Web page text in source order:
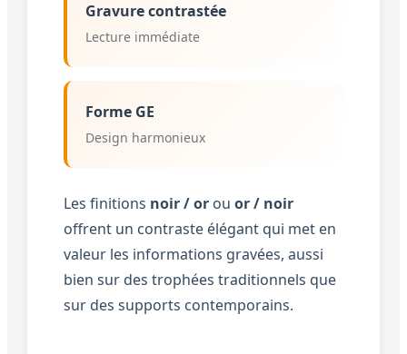
Gravure contrastée
Lecture immédiate
Forme GE
Design harmonieux
Les finitions noir / orou or / noir
offrent un contraste élégant qui met en
valeur les informations gravées, aussi
bien sur des trophées traditionnels que
sur des supports contemporains.